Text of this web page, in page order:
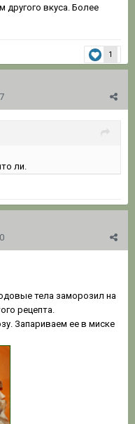
вкуса. Более
1
ли.
тела заморозил на
рецепта.
Запариваем ее в миске